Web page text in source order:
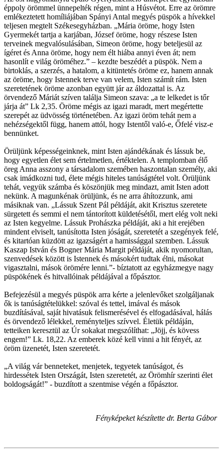
éppoly örömmel ünnepelték régen, mint a Húsvétot. Erre az örömre
emlékeztetett homíliájában Spányi Antal megyés püspök a hívekkel
teljesen megtelt Székesegyházban. „Mária öröme, hogy Isten
Gyermekét tartja a karjában, József öröme, hogy részese Isten
terveinek megvalósulásában, Simeon öröme, hogy beteljesül az
ígéret és Anna öröme, hogy nem élt hiába annyi éven át; nem
hasonlít e világ öröméhez.” – kezdte beszédét a püspök. Nem a
birtoklás, a szerzés, a hatalom, a kitüntetés öröme ez, hanem annak
az öröme, hogy Istennek terve van velem, Isten számít rám. Isten
szeretetének öröme azonban együtt jár az áldozattal is. Az
örvendező Máriát szíven találja Simeon szava: „a te lelkedet is tőr
járja át” Lk 2,35. Öröme mégis az igazi maradt, mert megértette
szerepét az üdvösség történetében. Az igazi öröm tehát nem a
nehézségektől függ, hanem attól, hogy Istentől való-e, Őfelé visz-e
bennünket.
Örüljünk képességeinknek, mint Isten ajándékának és lássuk be,
hogy egyetlen élet sem értelmetlen, értéktelen. A templomban élő
öreg Anna asszony a társadalom szemében haszontalan személy, aki
csak imádkozni tud, élete mégis hiteles tanúságtétel volt. Örüljünk
tehát, vegyük számba és köszönjük meg mindazt, amit Isten adott
nekünk. A magunkénak örüljünk, és ne arra áhítozzunk, ami
másiknak van. „Lássuk Szent Pál példáját, akit Krisztus szeretete
sürgetett és semmi el nem tántorított küldetésétől, mert elég volt neki
az Isten kegyelme. Lássuk Prohászka példáját, aki a hit erejében
mindent elviselt, tanúsította Isten jóságát, szeretetét a szegények felé,
és kitartóan küzdött az igazságért a hamissággal szemben. Lássuk
Kaszap István és Bogner Mária Margit példáját, akik nyomorultan,
szenvedések között is Istennek és másokért tudtak élni, másokat
vigasztalni, mások örömére lenni.”- bíztatott az egyházmegye nagy
püspökének és hitvallóinak példájával a főpásztor.
Befejezésül a megyés püspök arra kérte a jelenlevőket szolgáljanak
ők is tanúságtételükkel: szóval és tettel, imával és mások
buzdításával, saját hivatásuk felismerésével és elfogadásával, hálás
és örvendező lélekkel, reményteljes szívvel. Életük példáján,
tetteiken keresztül az Úr sokakat megszólíthat: „Jöjj, és kövess
engem!” Lk. 18,22. Az emberek közé kell vinni a hit fényét, az
öröm üzenetét, Isten szeretetét.
„A világ vár benneteket, menjetek, tegyetek tanúságot, és
hirdessétek Isten Országát, Isten szeretetét, az Örömhír szerinti élet
boldogságát!” - buzdított a szentmise végén a főpásztor.
Fényképeket készítette dr. Berta Gábor